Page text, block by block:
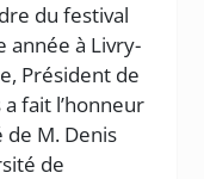
du festival
année à Livry-
Président de
fait l’honneur
de M. Denis
de